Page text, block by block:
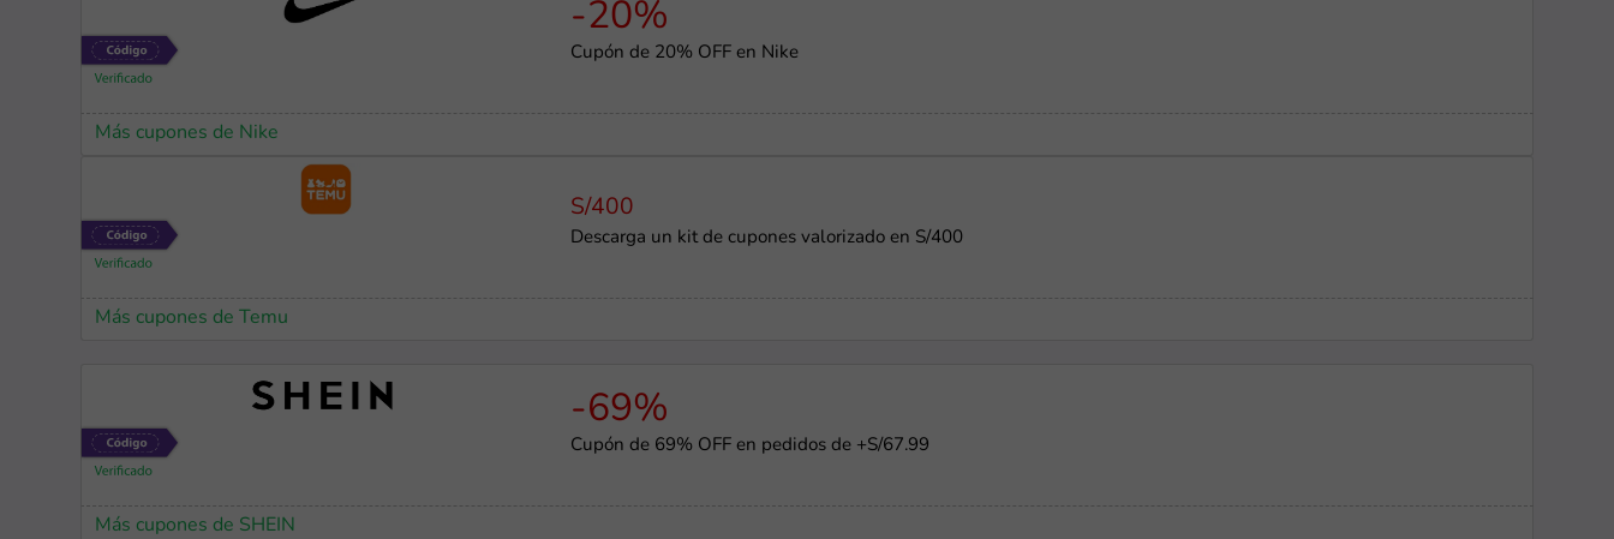
-20%
Cupón de 20% OFF en Nike
Más cupones de Nike
S/400
Descarga un kit de cupones valorizado en S/400
Más cupones de Temu
-69%
Cupón de 69% OFF en pedidos de +S/67.99
Más cupones de SHEIN